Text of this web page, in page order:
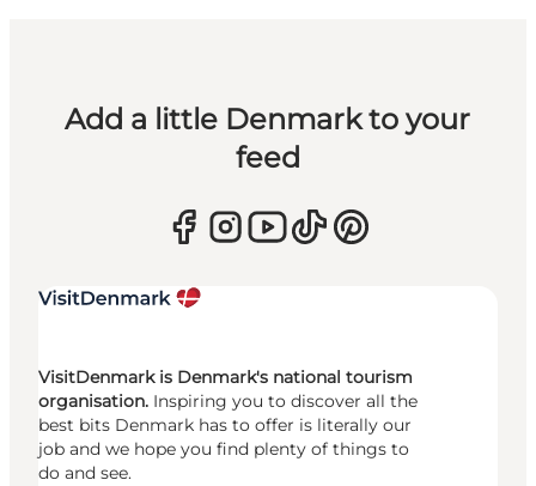
Add a little Denmark to your
feed
VisitDenmark is Denmark's national tourism
organisation. Inspiring you to discover all the
best bits Denmark has to offer is literally our
job and we hope you find plenty of things to
do and see.